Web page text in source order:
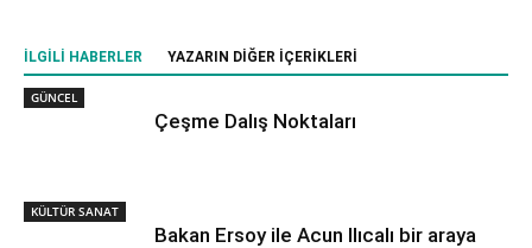
İLGILI HABERLER YAZARIN DIĞER İÇERIKLERI
GÜNCEL
Çeşme Dalış Noktaları
KÜLTÜR SANAT
Bakan Ersoy ile Acun Ilıcalı bir araya